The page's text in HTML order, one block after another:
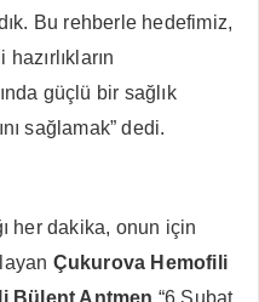
Bu rehberle hedefimiz,
güçlü bir sağlık
sağlamak” dedi.
her dakika, onun için
Çukurova Hemofili
Bülent Antmen “6 Şubat